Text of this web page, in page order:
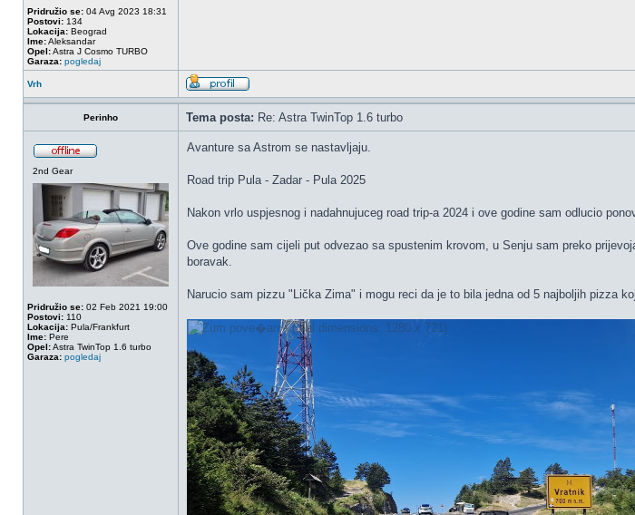
Pridružio se: 04 Avg 2023 18:31
Postovi: 134
Lokacija: Beograd
Ime:Aleksandar
Opel:Astra J Cosmo TURBO
Garaza: pogledaj
Vrh
Perinho Tema posta: Re: Astra TwinTop 1.6 turbo
2nd Gear
Pridružio se: 02 Feb 2021 19:00
Postovi: 110
Lokacija: Pula/Frankfurt
Ime: Pere
Opel:Astra TwinTop 1.6 turbo
Garaza: pogledaj
Avanture sa Astrom se nastavljaju.
Road trip Pula - Zadar - Pula 2025
Nakon vrlo uspjesnog i nadahnujuceg road trip-a 2024 i ove godine sam odlucio
Ove godine sam cijeli put odvezao sa spustenim krovom, u Senju sam preko
boravak.
Narucio sam pizzu "Lička Zima" i mogu reci da je to bila jedna od 5 najboljih pizza